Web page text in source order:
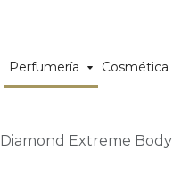
Perfumería Cosmética
Diamond Extreme